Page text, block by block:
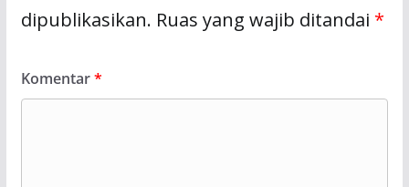
dipublikasikan. Ruas yang wajib ditandai *
Komentar*